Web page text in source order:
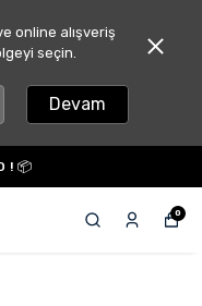
online alışveriş
seçin.
Devam
! 📦
0